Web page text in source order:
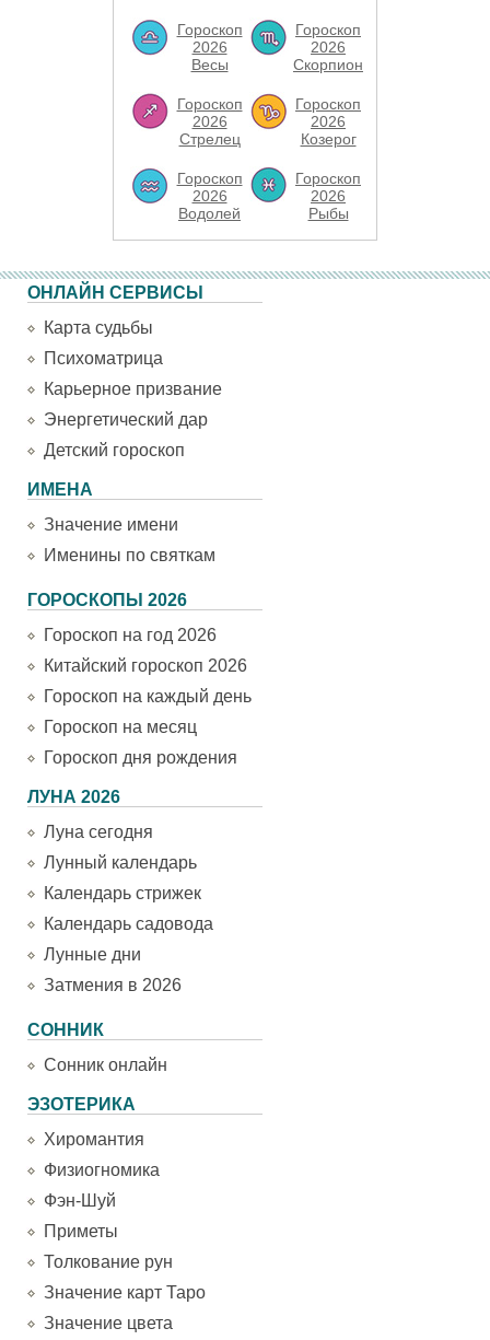
Гороскоп
2026
Весы
Гороскоп
2026
Скорпион
Гороскоп
2026
Стрелец
Гороскоп
2026
Козерог
Гороскоп
2026
Водолей
Гороскоп
2026
Рыбы
ОНЛАЙН СЕРВИСЫ
Карта судьбы
Психоматрица
Карьерное призвание
Энергетический дар
Детский гороскоп
ИМЕНА
Значение имени
Именины по святкам
ГОРОСКОПЫ 2026
Гороскоп на год 2026
Китайский гороскоп 2026
Гороскоп на каждый день
Гороскоп на месяц
Гороскоп дня рождения
ЛУНА 2026
Луна сегодня
Лунный календарь
Календарь стрижек
Календарь садовода
Лунные дни
Затмения в 2026
СОННИК
Сонник онлайн
ЭЗОТЕРИКА
Хиромантия
Физиогномика
Фэн-Шуй
Приметы
Толкование рун
Значение карт Таро
Значение цвета